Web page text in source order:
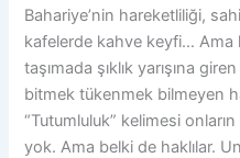
Bahariye’nin hareketliliği,
kafelerde kahve keyfi… Ama
taşımada şıklık yarışına
bitmek tükenmek bilmeyen
“Tutumluluk” kelimesi
yok. Ama belki de haklılar.